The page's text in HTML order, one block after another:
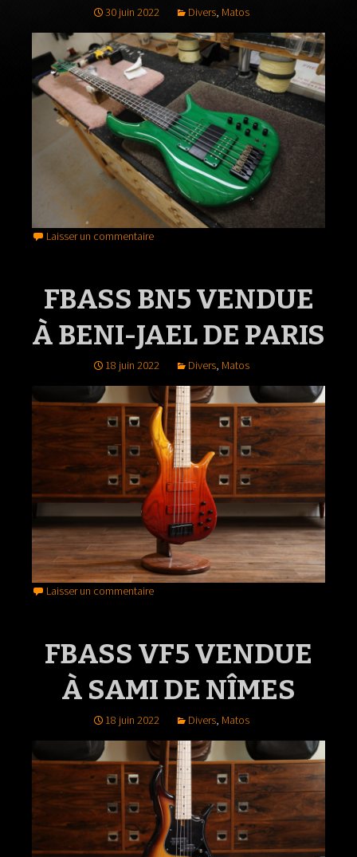
30 juin 2022 Divers, Matos
Laisser un commentaire
FBASS BN5 VENDUE
À BENI-JAEL DE PARIS
18 juin 2022 Divers, Matos
Laisser un commentaire
FBASS VF5 VENDUE
À SAMI DE NÎMES
18 juin 2022 Divers, Matos